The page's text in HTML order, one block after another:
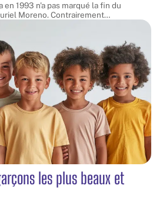
en 1993 n'a pas marqué la fin du
Moreno. Contrairement…
les plus beaux et